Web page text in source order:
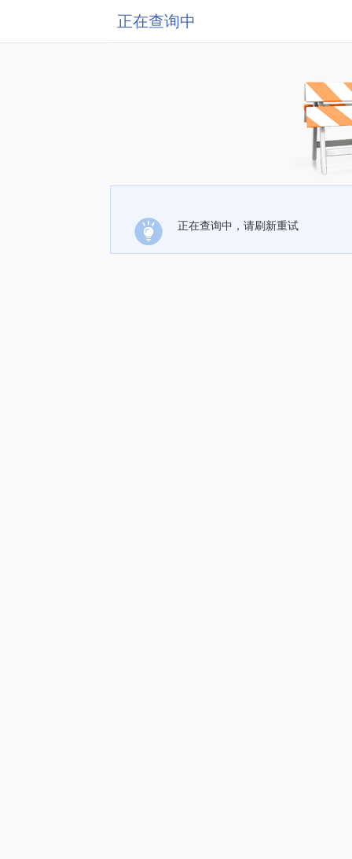
正在查询中
正在查询中，请刷新重试